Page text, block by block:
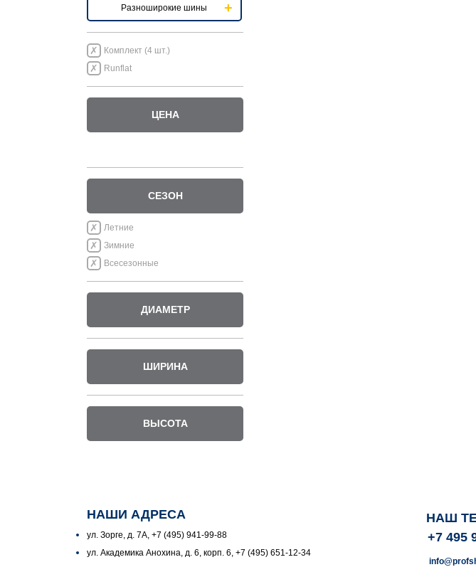
Разноширокие шины
Комплект (4 шт.)
Runflat
ЦЕНА
СЕЗОН
Летние
Зимние
Всесезонные
ДИАМЕТР
ШИРИНА
ВЫСОТА
НАШИ АДРЕСА
ул. Зорге, д. 7А, +7 (495) 941-99-88
ул. Академика Анохина, д. 6, корп. 6, +7 (495) 651-12-34
НАШ
+7 495